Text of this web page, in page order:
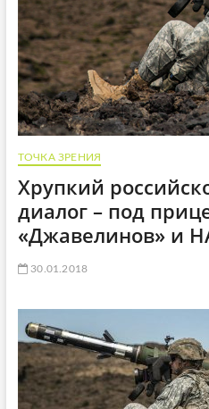
ТОЧКА ЗРЕНИЯ
Хрупкий
диалог – под
«Джавелинов» и
30.01.2018